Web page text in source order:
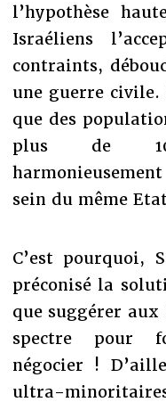
l’hypothèse
Israéliens
contraints,
une guerre civile.
que des
plus de
sein du même
C’est pourquoi,
préconisé la
que suggérer
spectre pour
négocier !
ultra-